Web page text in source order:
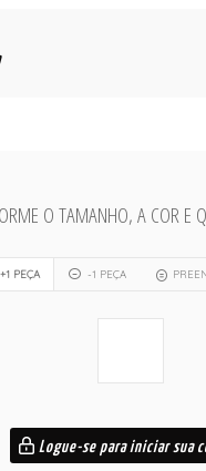
O TAMANHO, A COR E
+1 PEÇA -1 PEÇA
Logue-se para iniciar sua